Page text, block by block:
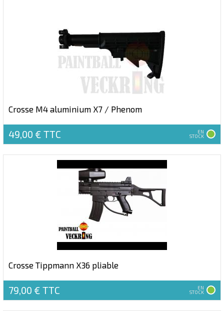
Crosse M4 aluminium X7 / Phenom
49,00 € TTC EN
STOCK
Crosse Tippmann X36 pliable
79,00 € TTC EN
STOCK